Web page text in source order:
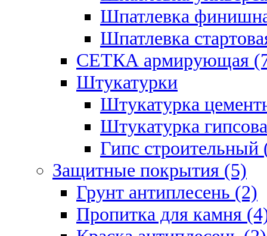
Шпатлевка
Шпатлевка
СЕТКА армирующая
Штукатурки
Штукатурка
Штукатурка
Гипс строительный
Защитные покрытия (5)
Грунт антиплесень (2)
Пропитка для камня